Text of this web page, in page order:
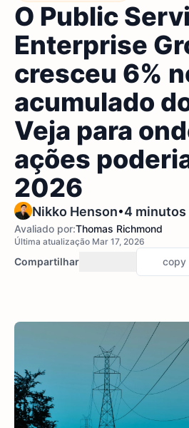
O Public
Enterprise
cresceu 6%
acumulado
Veja para
ações
2026
Nikko Henson•4
Avaliado por:Thomas Richmond
Última atualização Mar 17, 2026
Compartilhar copy